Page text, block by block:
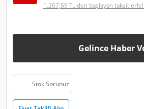
1.267,59 TL den başlayan taksitlerle!!
Gelince Haber
Stok Sorunuz